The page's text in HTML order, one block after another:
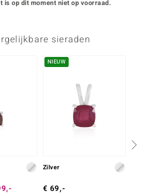
is op dit moment niet op voorraad.
sieraden
NIEUW
Zilver
€ 69,-